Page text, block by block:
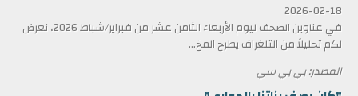
2026-02-18
في عناوين الصحف ليوم الأربعاء الثامن عشر من فبراير/شباط 2026، نعرض
لكم تحليلاً من التلغراف يطرح المخ...
المصدر: بي بي سي